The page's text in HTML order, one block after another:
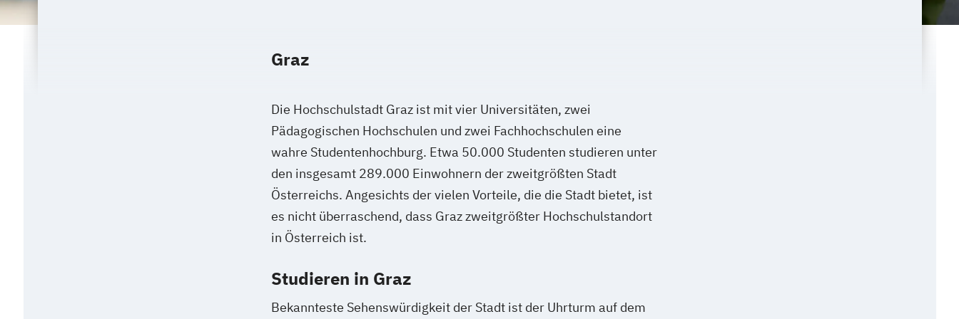
Graz
Die Hochschulstadt Graz ist mit vier Universitäten, zwei
Pädagogischen Hochschulen und zwei Fachhochschulen eine
wahre Studentenhochburg. Etwa 50.000 Studenten studieren unter
den insgesamt 289.000 Einwohnern der zweitgrößten Stadt
Österreichs. Angesichts der vielen Vorteile, die die Stadt bietet, ist
es nicht überraschend, dass Graz zweitgrößter Hochschulstandort
in Österreich ist.
Studieren in Graz
Bekannteste Sehenswürdigkeit der Stadt ist der Uhrturm auf dem